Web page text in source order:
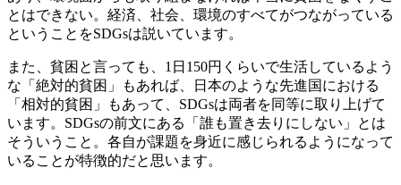
とはできない。経済、社会、環境のすべてがつながっている
ということをSDGsは説いています。
また、貧困と言っても、1日150円くらいで生活しているよう
な「絶対的貧困」もあれば、日本のような先進国における
「相対的貧困」もあって、SDGsは両者を同等に取り上げて
います。SDGsの前文にある「誰も置き去りにしない」とは
そういうこと。各自が課題を身近に感じられるようになって
いることが特徴的だと思います。